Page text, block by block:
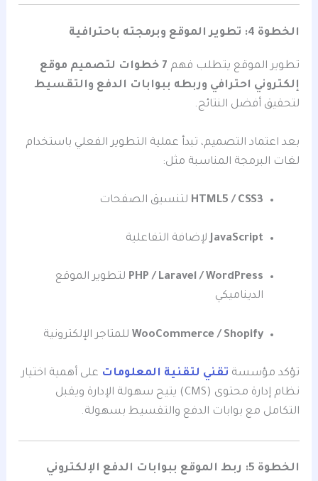
الخطوة 4: تطوير الموقع وبرمجته باحترافية
تطوير الموقع يتطلب فهم
7 خطوات لتصميم موقع
إلكتروني احترافي وربطه ببوابات الدفع والتقسيط
لتحقيق أفضل النتائج.
بعد اعتماد التصميم، تبدأ عملية التطوير الفعلي باستخدام
لغات البرمجة المناسبة مثل:
HTML5 / CSS3 لتنسيق الصفحات
JavaScriptلإضافة التفاعلية
PHP / Laravel / WordPress لتطوير الموقع
الديناميكي
WooCommerce / Shopify للمتاجر الإلكترونية
تؤكد مؤسسة تقني لتقنية المعلومات على أهمية اختيار
نظام إدارة محتوى (CMS) يتيح سهولة الإدارة ويقبل
التكامل مع بوابات الدفع والتقسيط بسهولة.
الخطوة 5: ربط الموقع ببوابات الدفع الإلكتروني